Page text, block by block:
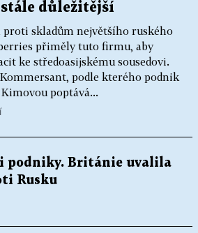
důležitější
proti skladům největšího ruského
přiměly tuto firmu, aby
ke středoasijskému sousedovi.
podle kterého podnik
poptává...
podniky. Británie uvalila
Rusku